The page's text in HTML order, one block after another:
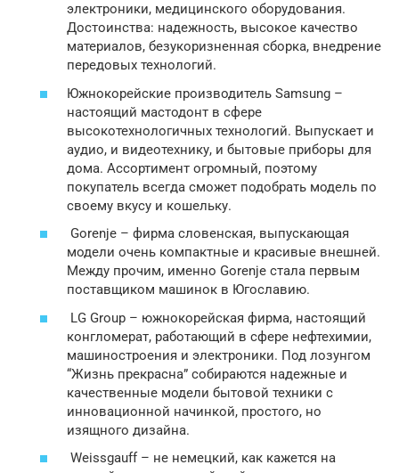
электроники, медицинского оборудования.
Достоинства: надежность, высокое качество
материалов, безукоризненная сборка, внедрение
передовых технологий.
Южнокорейские производитель Samsung –
настоящий мастодонт в сфере
высокотехнологичных технологий. Выпускает и
аудио, и видеотехнику, и бытовые приборы для
дома. Ассортимент огромный, поэтому
покупатель всегда сможет подобрать модель по
своему вкусу и кошельку.
Gorenje – фирма словенская, выпускающая
модели очень компактные и красивые внешней.
Между прочим, именно Gorenje стала первым
поставщиком машинок в Югославию.
LG Group – южнокорейская фирма, настоящий
конгломерат, работающий в сфере нефтехимии,
машиностроения и электроники. Под лозунгом
“Жизнь прекрасна” собираются надежные и
качественные модели бытовой техники с
инновационной начинкой, простого, но
изящного дизайна.
Weissgauff – не немецкий, как кажется на